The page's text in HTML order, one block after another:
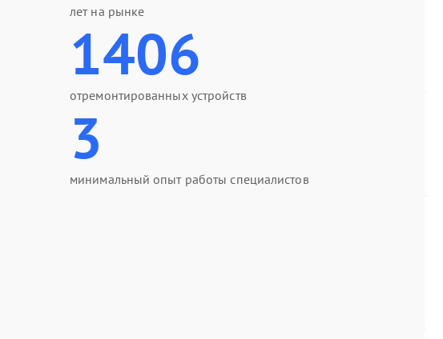
лет на рынке
1406
отремонтированных устройств
3
минимальный опыт работы специалистов